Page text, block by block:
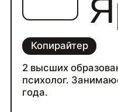
Копирайтер
2 высших
психолог.
года.